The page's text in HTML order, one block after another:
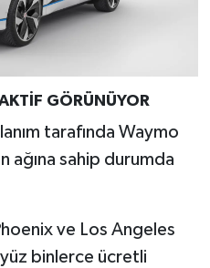
GÖRÜNÜYOR
tarafında Waymo
ağına sahip durumda
ve Los Angeles
binlerce ücretli